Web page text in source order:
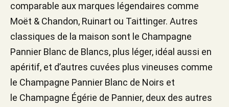
comparable aux marques légendaires comme
Moët & Chandon, Ruinart ou Taittinger. Autres
classiques de la maison sont le Champagne
Pannier Blanc de Blancs, plus léger, idéal aussi en
apéritif, et d’autres cuvées plus vineuses comme
le Champagne Pannier Blanc de Noirs et
le Champagne Égérie de Pannier, deux des autres